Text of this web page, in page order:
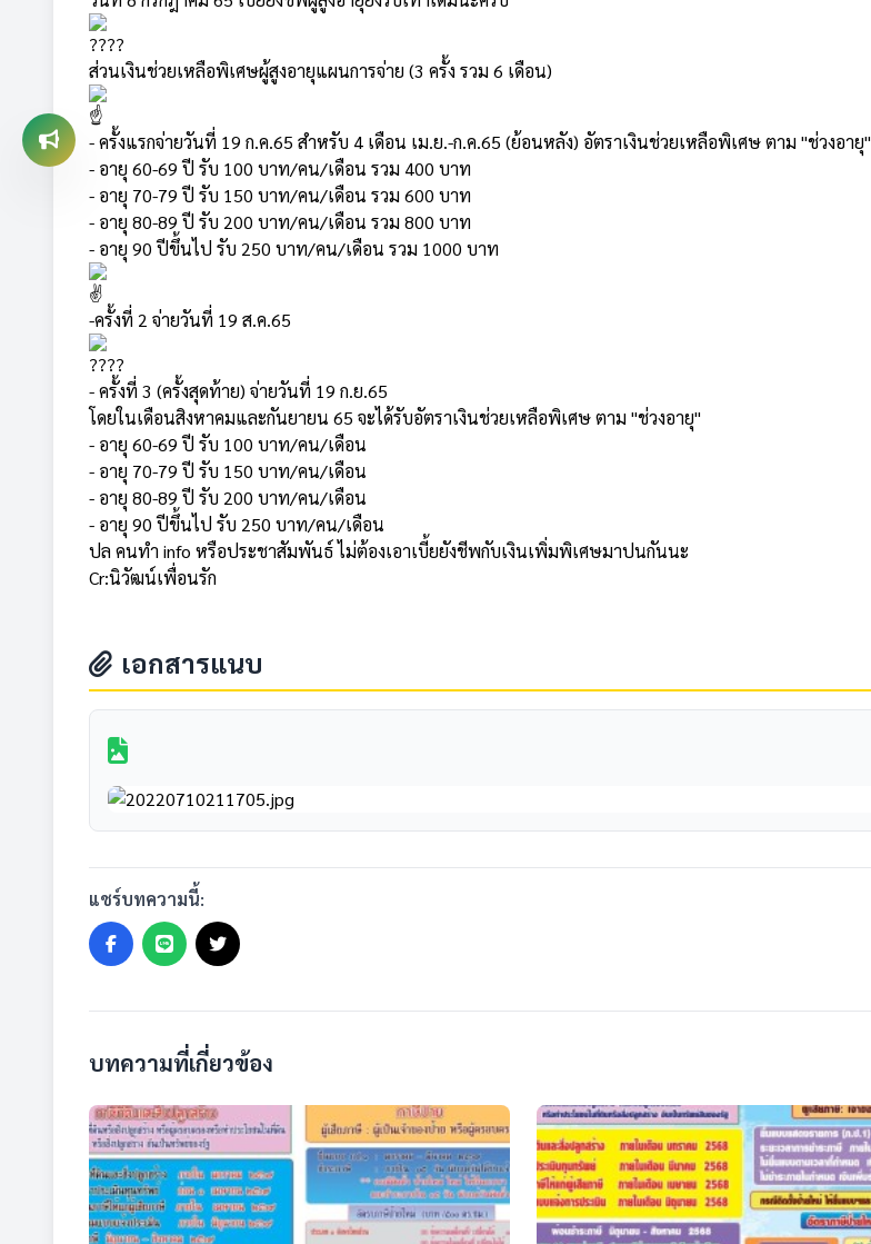
ส่วนเงินช่วยเหลือพิเศษผู้สูงอายุแผนการจ่าย (3 ครั้ง รวม 6 เดือน)
- ครั้งแรกจ่ายวันที่ 19 ก.ค.65 สำหรับ 4 เดือน เม.ย.-ก.ค.65 (ย้อนหลัง) อัตราเงินช่วยเหลือพิเศษ ตาม "ช่วงอายุ"
- อายุ 60-69 ปี รับ 100 บาท/คน/เดือน รวม 400 บาท
- อายุ 70-79 ปี รับ 150 บาท/คน/เดือน รวม 600 บาท
- อายุ 80-89 ปี รับ 200 บาท/คน/เดือน รวม 800 บาท
- อายุ 90 ปีขึ้นไป รับ 250 บาท/คน/เดือน รวม 1000 บาท
-ครั้งที่ 2 จ่ายวันที่ 19 ส.ค.65
- ครั้งที่ 3 (ครั้งสุดท้าย) จ่ายวันที่ 19 ก.ย.65
โดยในเดือนสิงหาคมและกันยายน 65 จะได้รับอัตราเงินช่วยเหลือพิเศษ ตาม "ช่วงอายุ"
- อายุ 60-69 ปี รับ 100 บาท/คน/เดือน
- อายุ 70-79 ปี รับ 150 บาท/คน/เดือน
- อายุ 80-89 ปี รับ 200 บาท/คน/เดือน
- อายุ 90 ปีขึ้นไป รับ 250 บาท/คน/เดือน
ปล คนทำ info หรือประชาสัมพันธ์ ไม่ต้องเอาเบี้ยยังชีพกับเงินเพิ่มพิเศษมาปนกันนะ
Cr:นิวัฒน์เพื่อนรัก
เอกสารแนบ
แชร์บทความนี้:
บทความที่เกี่ยวข้อง